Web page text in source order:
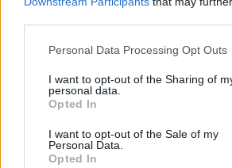
Personal Data Processing Opt Outs
I want to opt-out of the Sharing of
personal data.
Opted In
I want to opt-out of the Sale of my
Personal Data.
Opted In
Ikäviä uutisia Pelicansille –
HS:
Leijonat julkisti ketjut